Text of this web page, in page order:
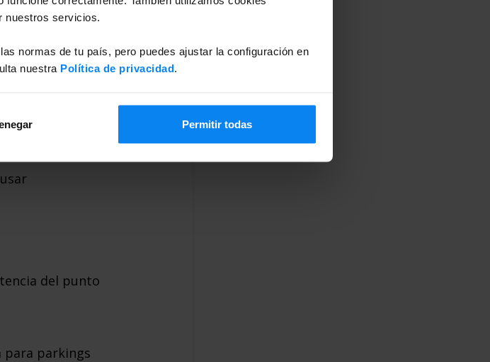
nuestros servicios.
normas de tu país, pero puedes ajustar la configuración en
nuestra Política de privacidad.
Permitir todas
Cerca del
del punto
para parkings